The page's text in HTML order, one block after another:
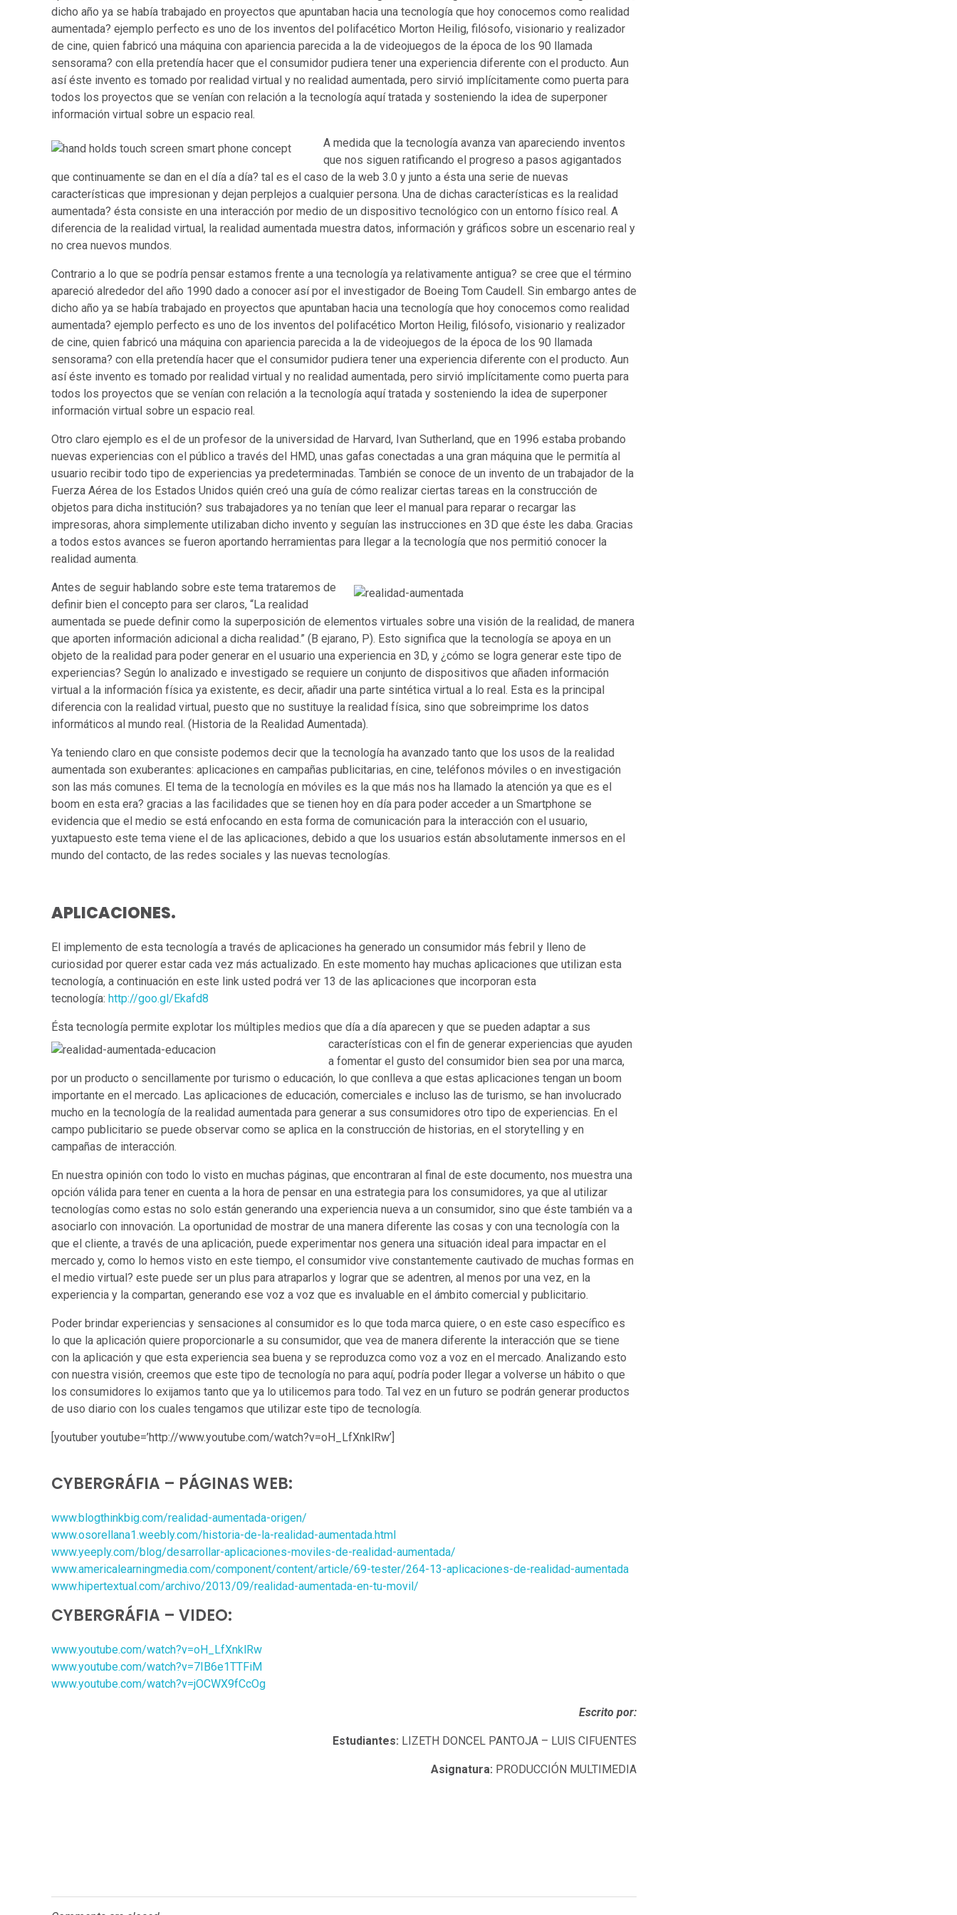
dicho año ya se había trabajado en proyectos que apuntaban hacia una tecnología que hoy conocemos como realidad
aumentada? ejemplo perfecto es uno de los inventos del polifacético Morton Heilig, filósofo, visionario y realizador
de cine, quien fabricó una máquina con apariencia parecida a la de videojuegos de la época de los 90 llamada
sensorama? con ella pretendía hacer que el consumidor pudiera tener una experiencia diferente con el producto. Aun
así éste invento es tomado por realidad virtual y no realidad aumentada, pero sirvió implícitamente como puerta para
todos los proyectos que se venían con relación a la tecnología aquí tratada y sosteniendo la idea de superponer
información virtual sobre un espacio real.
A medida que la tecnología avanza van apareciendo inventos
que nos siguen ratificando el progreso a pasos agigantados
que continuamente se dan en el día a día? tal es el caso de la web 3.0 y junto a ésta una serie de nuevas
características que impresionan y dejan perplejos a cualquier persona. Una de dichas características es la realidad
aumentada? ésta consiste en una interacción por medio de un dispositivo tecnológico con un entorno físico real. A
diferencia de la realidad virtual, la realidad aumentada muestra datos, información y gráficos sobre un escenario real y
no crea nuevos mundos.
Contrario a lo que se podría pensar estamos frente a una tecnología ya relativamente antigua? se cree que el término
apareció alrededor del año 1990 dado a conocer así por el investigador de Boeing Tom Caudell. Sin embargo antes de
dicho año ya se había trabajado en proyectos que apuntaban hacia una tecnología que hoy conocemos como realidad
aumentada? ejemplo perfecto es uno de los inventos del polifacético Morton Heilig, filósofo, visionario y realizador
de cine, quien fabricó una máquina con apariencia parecida a la de videojuegos de la época de los 90 llamada
sensorama? con ella pretendía hacer que el consumidor pudiera tener una experiencia diferente con el producto. Aun
así éste invento es tomado por realidad virtual y no realidad aumentada, pero sirvió implícitamente como puerta para
todos los proyectos que se venían con relación a la tecnología aquí tratada y sosteniendo la idea de superponer
información virtual sobre un espacio real.
Otro claro ejemplo es el de un profesor de la universidad de Harvard, Ivan Sutherland, que en 1996 estaba probando
nuevas experiencias con el público a través del HMD, unas gafas conectadas a una gran máquina que le permitía al
usuario recibir todo tipo de experiencias ya predeterminadas. También se conoce de un invento de un trabajador de la
Fuerza Aérea de los Estados Unidos quién creó una guía de cómo realizar ciertas tareas en la construcción de
objetos para dicha institución? sus trabajadores ya no tenían que leer el manual para reparar o recargar las
impresoras, ahora simplemente utilizaban dicho invento y seguían las instrucciones en 3D que éste les daba. Gracias
a todos estos avances se fueron aportando herramientas para llegar a la tecnología que nos permitió conocer la
realidad aumenta.
Antes de seguir hablando sobre este tema trataremos de
definir bien el concepto para ser claros, “La realidad
aumentada se puede definir como la superposición de elementos virtuales sobre una visión de la realidad, de manera
que aporten información adicional a dicha realidad.” (B ejarano, P). Esto significa que la tecnología se apoya en un
objeto de la realidad para poder generar en el usuario una experiencia en 3D, y ¿cómo se logra generar este tipo de
experiencias? Según lo analizado e investigado se requiere un conjunto de dispositivos que añaden información
virtual a la información física ya existente, es decir, añadir una parte sintética virtual a lo real. Esta es la principal
diferencia con la realidad virtual, puesto que no sustituye la realidad física, sino que sobreimprime los datos
informáticos al mundo real. (Historia de la Realidad Aumentada).
Ya teniendo claro en que consiste podemos decir que la tecnología ha avanzado tanto que los usos de la realidad
aumentada son exuberantes: aplicaciones en campañas publicitarias, en cine, teléfonos móviles o en investigación
son las más comunes. El tema de la tecnología en móviles es la que más nos ha llamado la atención ya que es el
boom en esta era? gracias a las facilidades que se tienen hoy en día para poder acceder a un Smartphone se
evidencia que el medio se está enfocando en esta forma de comunicación para la interacción con el usuario,
yuxtapuesto este tema viene el de las aplicaciones, debido a que los usuarios están absolutamente inmersos en el
mundo del contacto, de las redes sociales y las nuevas tecnologías.
APLICACIONES.
El implemento de esta tecnología a través de aplicaciones ha generado un consumidor más febril y lleno de
curiosidad por querer estar cada vez más actualizado. En este momento hay muchas aplicaciones que utilizan esta
tecnología, a continuación en este link usted podrá ver 13 de las aplicaciones que incorporan esta
tecnología: http://goo.gl/Ekafd8
Ésta tecnología permite explotar los múltiples medios que día a día aparecen y que se pueden adaptar a sus
características con el fin de generar experiencias que ayuden
a fomentar el gusto del consumidor bien sea por una marca,
por un producto o sencillamente por turismo o educación, lo que conlleva a que estas aplicaciones tengan un boom
importante en el mercado. Las aplicaciones de educación, comerciales e incluso las de turismo, se han involucrado
mucho en la tecnología de la realidad aumentada para generar a sus consumidores otro tipo de experiencias. En el
campo publicitario se puede observar como se aplica en la construcción de historias, en el storytelling y en
campañas de interacción.
En nuestra opinión con todo lo visto en muchas páginas, que encontraran al final de este documento, nos muestra una
opción válida para tener en cuenta a la hora de pensar en una estrategia para los consumidores, ya que al utilizar
tecnologías como estas no solo están generando una experiencia nueva a un consumidor, sino que éste también va a
asociarlo con innovación. La oportunidad de mostrar de una manera diferente las cosas y con una tecnología con la
que el cliente, a través de una aplicación, puede experimentar nos genera una situación ideal para impactar en el
mercado y, como lo hemos visto en este tiempo, el consumidor vive constantemente cautivado de muchas formas en
el medio virtual? este puede ser un plus para atraparlos y lograr que se adentren, al menos por una vez, en la
experiencia y la compartan, generando ese voz a voz que es invaluable en el ámbito comercial y publicitario.
Poder brindar experiencias y sensaciones al consumidor es lo que toda marca quiere, o en este caso específico es
lo que la aplicación quiere proporcionarle a su consumidor, que vea de manera diferente la interacción que se tiene
con la aplicación y que esta experiencia sea buena y se reproduzca como voz a voz en el mercado. Analizando esto
con nuestra visión, creemos que este tipo de tecnología no para aquí, podría poder llegar a volverse un hábito o que
los consumidores lo exijamos tanto que ya lo utilicemos para todo. Tal vez en un futuro se podrán generar productos
de uso diario con los cuales tengamos que utilizar este tipo de tecnología.
[youtuber youtube=’http://www.youtube.com/watch?v=oH_LfXnklRw’]
CYBERGRÁFIA – PÁGINAS WEB:
www.blogthinkbig.com/realidad-aumentada-origen/
www.osorellana1.weebly.com/historia-de-la-realidad-aumentada.html
www.yeeply.com/blog/desarrollar-aplicaciones-moviles-de-realidad-aumentada/
www.americalearningmedia.com/component/content/article/69-tester/264-13-aplicaciones-de-realidad-aumentada
www.hipertextual.com/archivo/2013/09/realidad-aumentada-en-tu-movil/
CYBERGRÁFIA – VIDEO:
www.youtube.com/watch?v=oH_LfXnklRw
www.youtube.com/watch?v=7IB6e1TTFiM
www.youtube.com/watch?v=jOCWX9fCcOg
Escrito por:
Estudiantes: LIZETH DONCEL PANTOJA – LUIS CIFUENTES
Asignatura: PRODUCCIÓN MULTIMEDIA